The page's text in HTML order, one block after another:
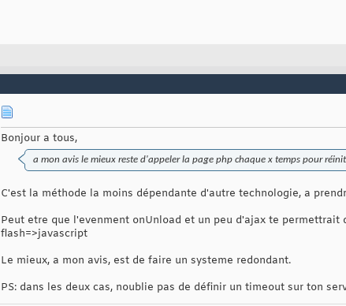
Bonjour a tous,
a mon avis le mieux reste d'appeler la page php chaque x temps pour
C'est la méthode la moins dépendante d'autre technologie, a
Peut etre que l'evenment onUnload et un peu d'ajax te permettrait
flash=>javascript
Le mieux, a mon avis, est de faire un systeme redondant.
PS: dans les deux cas, noublie pas de définir un timeout sur ton